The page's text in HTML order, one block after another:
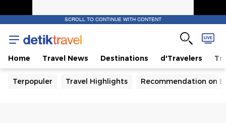
SCROLL TO CONTINUE WITH CONTENT
Home Travel News Destinations d'Travelers
Terpopuler Travel Highlights Recommendation on